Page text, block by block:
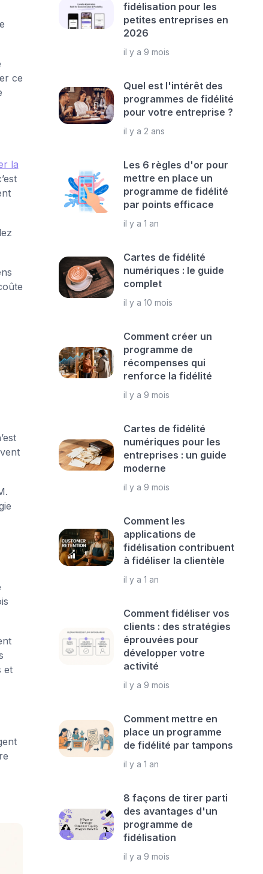
ce
la
et
fidélisation pour les
petites entreprises en
2026
il y a 9 mois
Quel est l'intérêt des
programmes de fidélité
pour votre entreprise ?
il y a 2 ans
Les 6 règles d'or pour
mettre en place un
programme de fidélité
par points efficace
il y a 1 an
Cartes de fidélité
numériques : le guide
complet
il y a 10 mois
Comment créer un
programme de
récompenses qui
renforce la fidélité
il y a 9 mois
Cartes de fidélité
numériques pour les
entreprises : un guide
moderne
il y a 9 mois
Comment les
applications de
fidélisation contribuent
à fidéliser la clientèle
il y a 1 an
Comment fidéliser vos
clients : des stratégies
éprouvées pour
développer votre
activité
il y a 9 mois
Comment mettre en
place un programme
de fidélité par tampons
il y a 1 an
8 façons de tirer parti
des avantages d'un
programme de
fidélisation
il y a 9 mois